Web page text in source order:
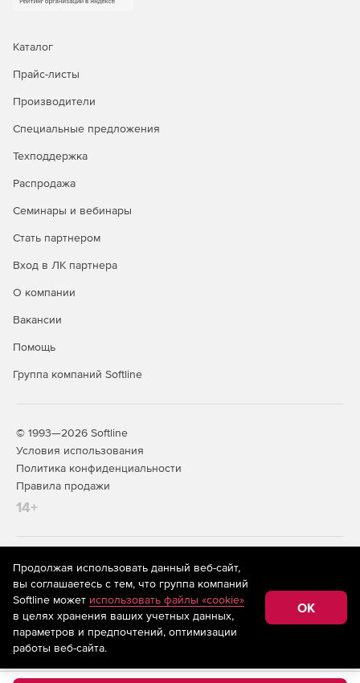
Каталог
Прайс-листы
Производители
Специальные предложения
Техподдержка
Распродажа
Семинары и вебинары
Стать партнером
Вход в ЛК партнера
О компании
Вакансии
Помощь
Группа компаний Softline
© 1993—2026 Softline
Условия использования
Политика конфиденциальности
Правила продажи
14+
На информационном ресурсе store.softline.ru применяются
рекомендательные технологии
(информационные технологии
предоставления информации на основе сбора,
систематизации и анализа сведений, относящихся к
предпочтениям пользователей сети «Интернет»,
находящихся на территории Российской Федерации)
Продолжая использовать данный веб-сайт,
вы соглашаетесь с тем, что группа компаний
Softline может использовать файлы «cookie»
в целях хранения ваших учетных данных,
параметров и предпочтений, оптимизации
работы веб-сайта.
OK